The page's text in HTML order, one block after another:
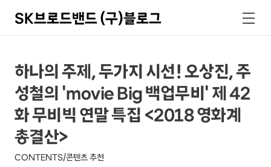
SK브로드밴드 (구)블로그
색
메
뉴
상
세
컨
텐
츠
본
문
제
목
하나의 주제, 두가지 시선! 오상진, 주
성철의 'movie Big 백업무비' 제 42
화 무비빅 연말 특집 <2018 영화계
총결산>
CONTENTS/콘텐츠 추천